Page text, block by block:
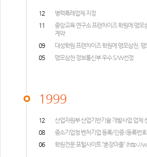
12
병력특례업체 지정
11
중앙교육 연구소 프랜차이즈 학원에 맹모
계약
09
대성학원 프랜차이즈 학원에 맹모삼천,
05
맹모삼천 정보통신부 우수 S/W선정
1999
12
산업자원부 산업기반기술 개발사업 업체
08
중소기업청 벤처기업 등록/인증 (등록번
06
학원전문 포털사이트 “훈장마을” (http://